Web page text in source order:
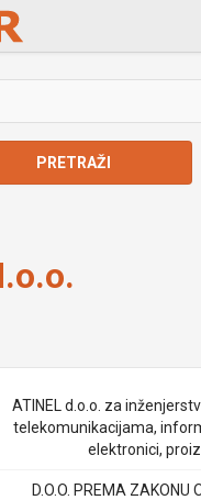
PRETRAŽI
ATINEL d.o.o. za
telekomunikacijama,
elektronici,
D.O.O. PREMA ZAKONU